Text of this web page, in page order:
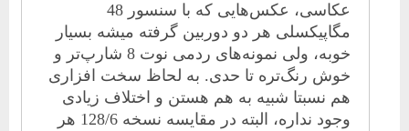
عکاسی، عکس‌هایی که با سنسور 48
مگاپیکسلی هر دو دوربین گرفته میشه بسیار
خوبه، ولی نمونه‌های ردمی نوت 8 شارپ‌تر و
خوش رنگ‌تره تا حدی. به لحاظ سخت افزاری
هم نسبتا شبیه به هم هستن و اختلاف زیادی
وجود نداره، البته در مقایسه نسخه 128/6 هر